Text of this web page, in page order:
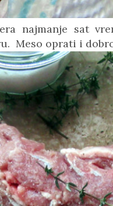
najmanje sat
Meso oprati i